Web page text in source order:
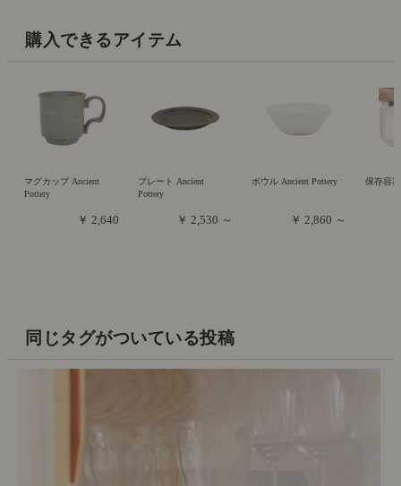
購入できるアイテム
マグカップ Ancient
Pottery
￥ 2,640
プレート Ancient
Pottery
￥ 2,530 ～
ボウル Ancient Pottery
￥ 2,860 ～
保存容
同じタグがついている投稿